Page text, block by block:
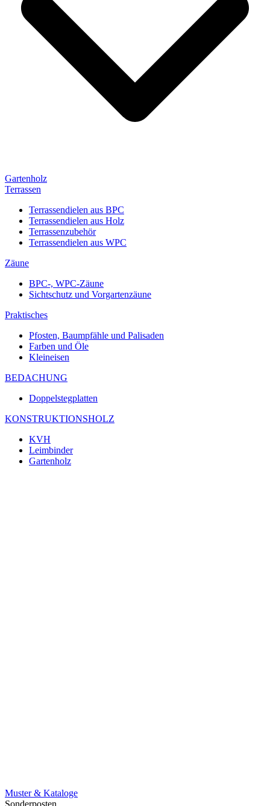
Gartenholz
Terrassen
Terrassendielen aus BPC
Terrassendielen aus Holz
Terrassenzubehör
Terrassendielen aus WPC
Zäune
BPC-, WPC-Zäune
Sichtschutz und Vorgartenzäune
Praktisches
Pfosten, Baumpfähle und Palisaden
Farben und Öle
Kleineisen
BEDACHUNG
Doppelstegplatten
KONSTRUKTIONSHOLZ
KVH
Leimbinder
Gartenholz
Muster & Kataloge
Sonderposten